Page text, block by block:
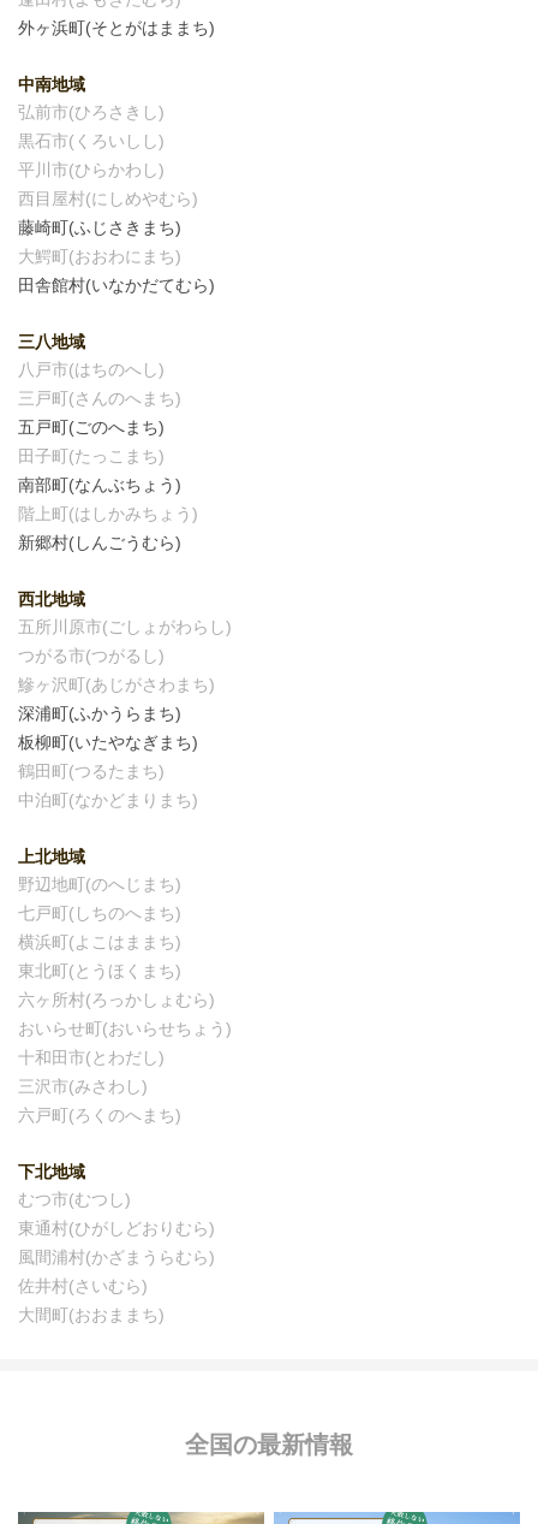
外ヶ浜町(そとがはままち)
中南地域
弘前市(ひろさきし)
黒石市(くろいしし)
平川市(ひらかわし)
西目屋村(にしめやむら)
藤崎町(ふじさきまち)
大鰐町(おおわにまち)
田舎館村(いなかだてむら)
三八地域
八戸市(はちのへし)
三戸町(さんのへまち)
五戸町(ごのへまち)
田子町(たっこまち)
南部町(なんぶちょう)
階上町(はしかみちょう)
新郷村(しんごうむら)
西北地域
五所川原市(ごしょがわらし)
つがる市(つがるし)
鰺ヶ沢町(あじがさわまち)
深浦町(ふかうらまち)
板柳町(いたやなぎまち)
鶴田町(つるたまち)
中泊町(なかどまりまち)
上北地域
野辺地町(のへじまち)
七戸町(しちのへまち)
横浜町(よこはままち)
東北町(とうほくまち)
六ヶ所村(ろっかしょむら)
おいらせ町(おいらせちょう)
十和田市(とわだし)
三沢市(みさわし)
六戸町(ろくのへまち)
下北地域
むつ市(むつし)
東通村(ひがしどおりむら)
風間浦村(かざまうらむら)
佐井村(さいむら)
大間町(おおままち)
全国の最新情報